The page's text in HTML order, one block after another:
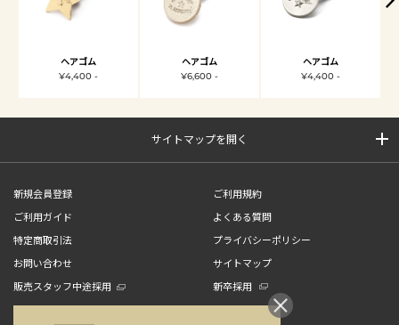
ヘアゴム
¥4,400 -
ヘアゴム
¥6,600 -
ヘアゴム
¥4,400 -
サイトマップを開く
新規会員登録
ご利用規約
ご利用ガイド
よくある質問
特定商取引法
プライバシーポリシー
お問い合わせ
サイトマップ
販売スタッフ中途採用
新卒採用